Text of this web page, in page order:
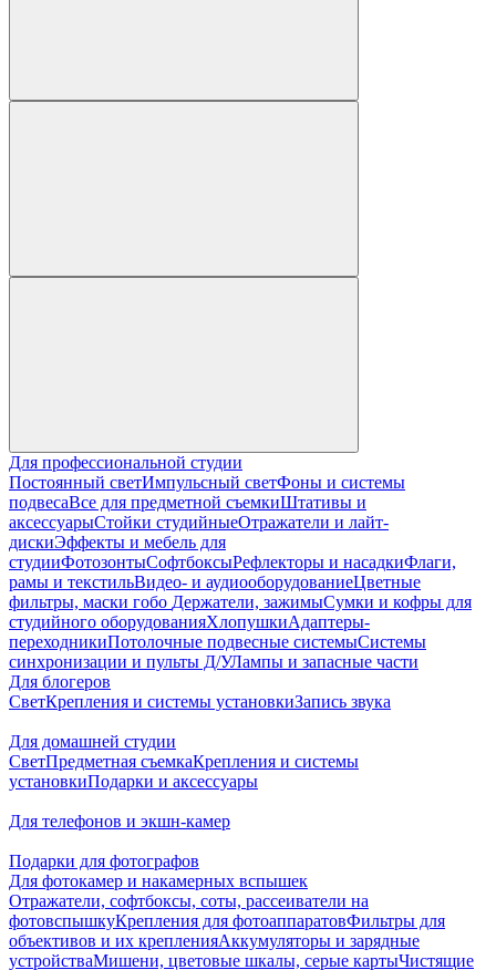
Для профессиональной студии
Постоянный светИмпульсный светФоны и системы
подвесаВсе для предметной съемкиШтативы и
аксессуарыСтойки студийныеОтражатели и лайт-
дискиЭффекты и мебель для
студииФотозонтыСофтбоксыРефлекторы и насадкиФлаги,
рамы и текстильВидео- и аудиооборудованиеЦветные
фильтры, маски гобо Держатели, зажимыСумки и кофры для
студийного оборудованияХлопушкиАдаптеры-
переходникиПотолочные подвесные системыСистемы
синхронизации и пульты Д/УЛампы и запасные части
Для блогеров
СветКрепления и системы установкиЗапись звука
Для домашней студии
СветПредметная съемкаКрепления и системы
установкиПодарки и аксессуары
Для телефонов и экшн-камер
Подарки для фотографов
Для фотокамер и накамерных вспышек
Отражатели, софтбоксы, соты, рассеиватели на
фотовспышкуКрепления для фотоаппаратовФильтры для
объективов и их крепленияАккумуляторы и зарядные
устройстваМишени, цветовые шкалы, серые картыЧистящие